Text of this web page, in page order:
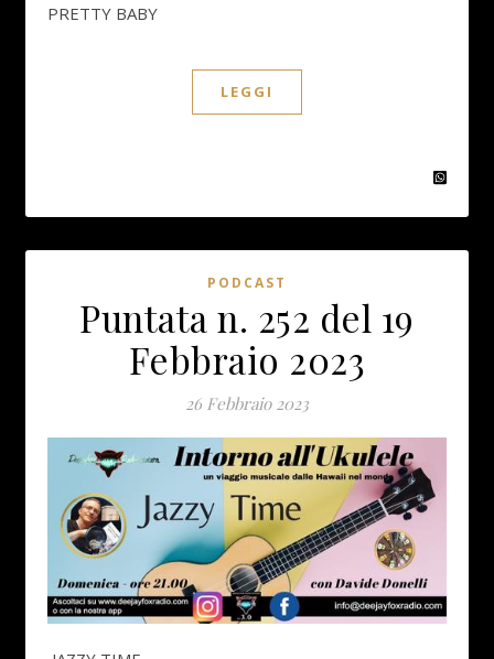
PRETTY BABY
LEGGI
PODCAST
Puntata n. 252 del 19
Febbraio 2023
26 Febbraio 2023